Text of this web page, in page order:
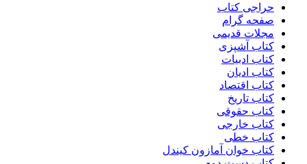
حراجی کتاب
صفحه گرام
مجلات قدیمی
کتاب آشپزی
کتاب ادبیات
کتاب ادیان
کتاب اقتصاد
کتاب تاریخ
کتاب حقوقی
کتاب خارجی
کتاب خطی
کتاب خوان آمازون کیندل